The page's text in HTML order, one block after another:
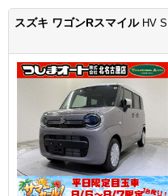
スズキ ワゴンRスマイル HV S